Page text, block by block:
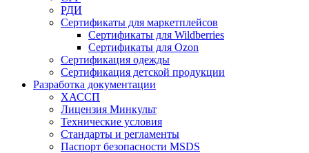
РДИ
Сертификаты для маркетплейсов
Сертификаты для Wildberries
Сертификаты для Ozon
Сертификация одежды
Сертификация детской продукции
Разработка документации
ХАССП
Лицензия Минкульт
Технические условия
Стандарты и регламенты
Паспорт безопасности MSDS